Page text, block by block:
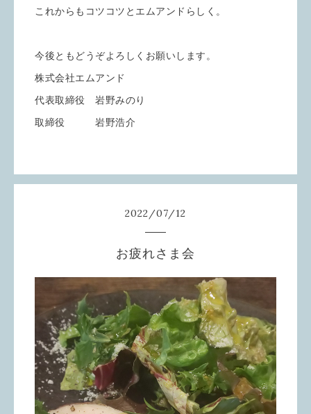
これからもコツコツとエムアンドらしく。
今後ともどうぞよろしくお願いします。
株式会社エムアンド
代表取締役 岩野みのり
取締役 岩野浩介
2022 /07/12
お疲れさま会